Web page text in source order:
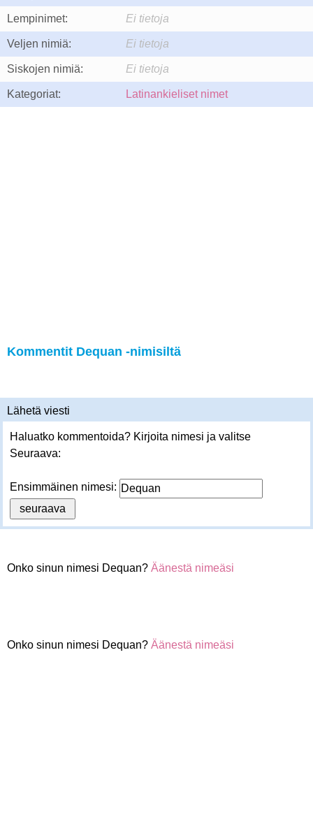
Lempinimet: Ei tietoja
Veljen nimiä: Ei tietoja
Siskojen nimiä: Ei tietoja
Kategoriat: Latinankieliset nimet
Kommentit Dequan -nimisiltä
Lähetä viesti
Haluatko kommentoida? Kirjoita nimesi ja valitse
Seuraava:
Ensimmäinen nimesi:
Onko sinun nimesi Dequan? Äänestä nimeäsi
Onko sinun nimesi Dequan? Äänestä nimeäsi